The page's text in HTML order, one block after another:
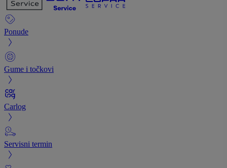
Ponude
Gume i točkovi
Carlog
Servisni termin